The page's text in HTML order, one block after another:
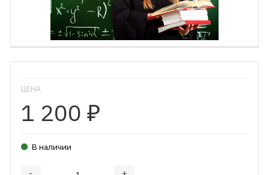
ЦЕНА
1 200 ₽
В наличии